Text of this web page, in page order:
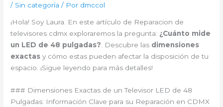
/ Sin categoría / Por dmccol
¡Hola! Soy Laura. En este artículo de Reparacion de
televisores cdmx exploraremos la pregunta: ¿Cuánto mide
un LED de 48 pulgadas?. Descubre las dimensiones
exactas y cómo estas pueden afectar la disposición de tu
espacio. ¡Sigue leyendo para más detalles!
### Dimensiones Exactas de un Televisor LED de 48
Pulgadas: Información Clave para su Reparación en CDMX